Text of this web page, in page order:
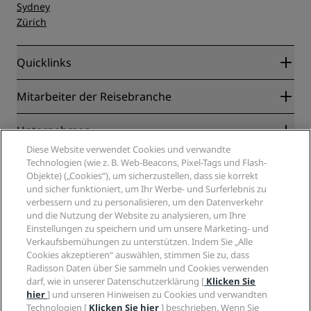
Sydney
Zürich
Quicklinks
Radisson Rewards
Blog
Neue und aufstrebende Hotels
Radisson Hotels APP
„Sports Approved“-Hotels
Familienfreundliche Hotels
Gesundheit & Sicherheit
Mitarbeiter der Reisebranche
Partner
Reisebüros
Unternehmen
Radisson Hotel Group
Medien
Karriere RHG
Karriere PPHE
Karrieren EHL
The Club by RHG
Entwicklungsmöglichkeiten
Responsible Business – Unser Engagement
Einkauf
Rechtliches
Privacy Centre
Rechtliche Hinweise
Radisson Rewards Geschäftsbedingungen
Website-Nutzungsvereinbarung
Digitale Barrierefreiheit
Moderne Sklaverei – Erklärung
Hilfe
Verbrauchermeldungen
Kontakt
FAQ
Inhaltsübersicht
Soziale Medien
Marken von Radisson Hotels
Diese Website verwendet Cookies und verwandte
Technologien (wie z. B. Web-Beacons, Pixel-Tags und Flash-
Objekte) („Cookies“), um sicherzustellen, dass sie korrekt
und sicher funktioniert, um Ihr Werbe- und Surferlebnis zu
verbessern und zu personalisieren, um den Datenverkehr
und die Nutzung der Website zu analysieren, um Ihre
Einstellungen zu speichern und um unsere Marketing- und
Verkaufsbemühungen zu unterstützen. Indem Sie „Alle
Cookies akzeptieren“ auswählen, stimmen Sie zu, dass
Radisson Daten über Sie sammeln und Cookies verwenden
darf, wie in unserer Datenschutzerklärung [ Klicken Sie
hier] und unseren Hinweisen zu Cookies und verwandten
Technologien [ Klicken Sie hier] beschrieben. Wenn Sie